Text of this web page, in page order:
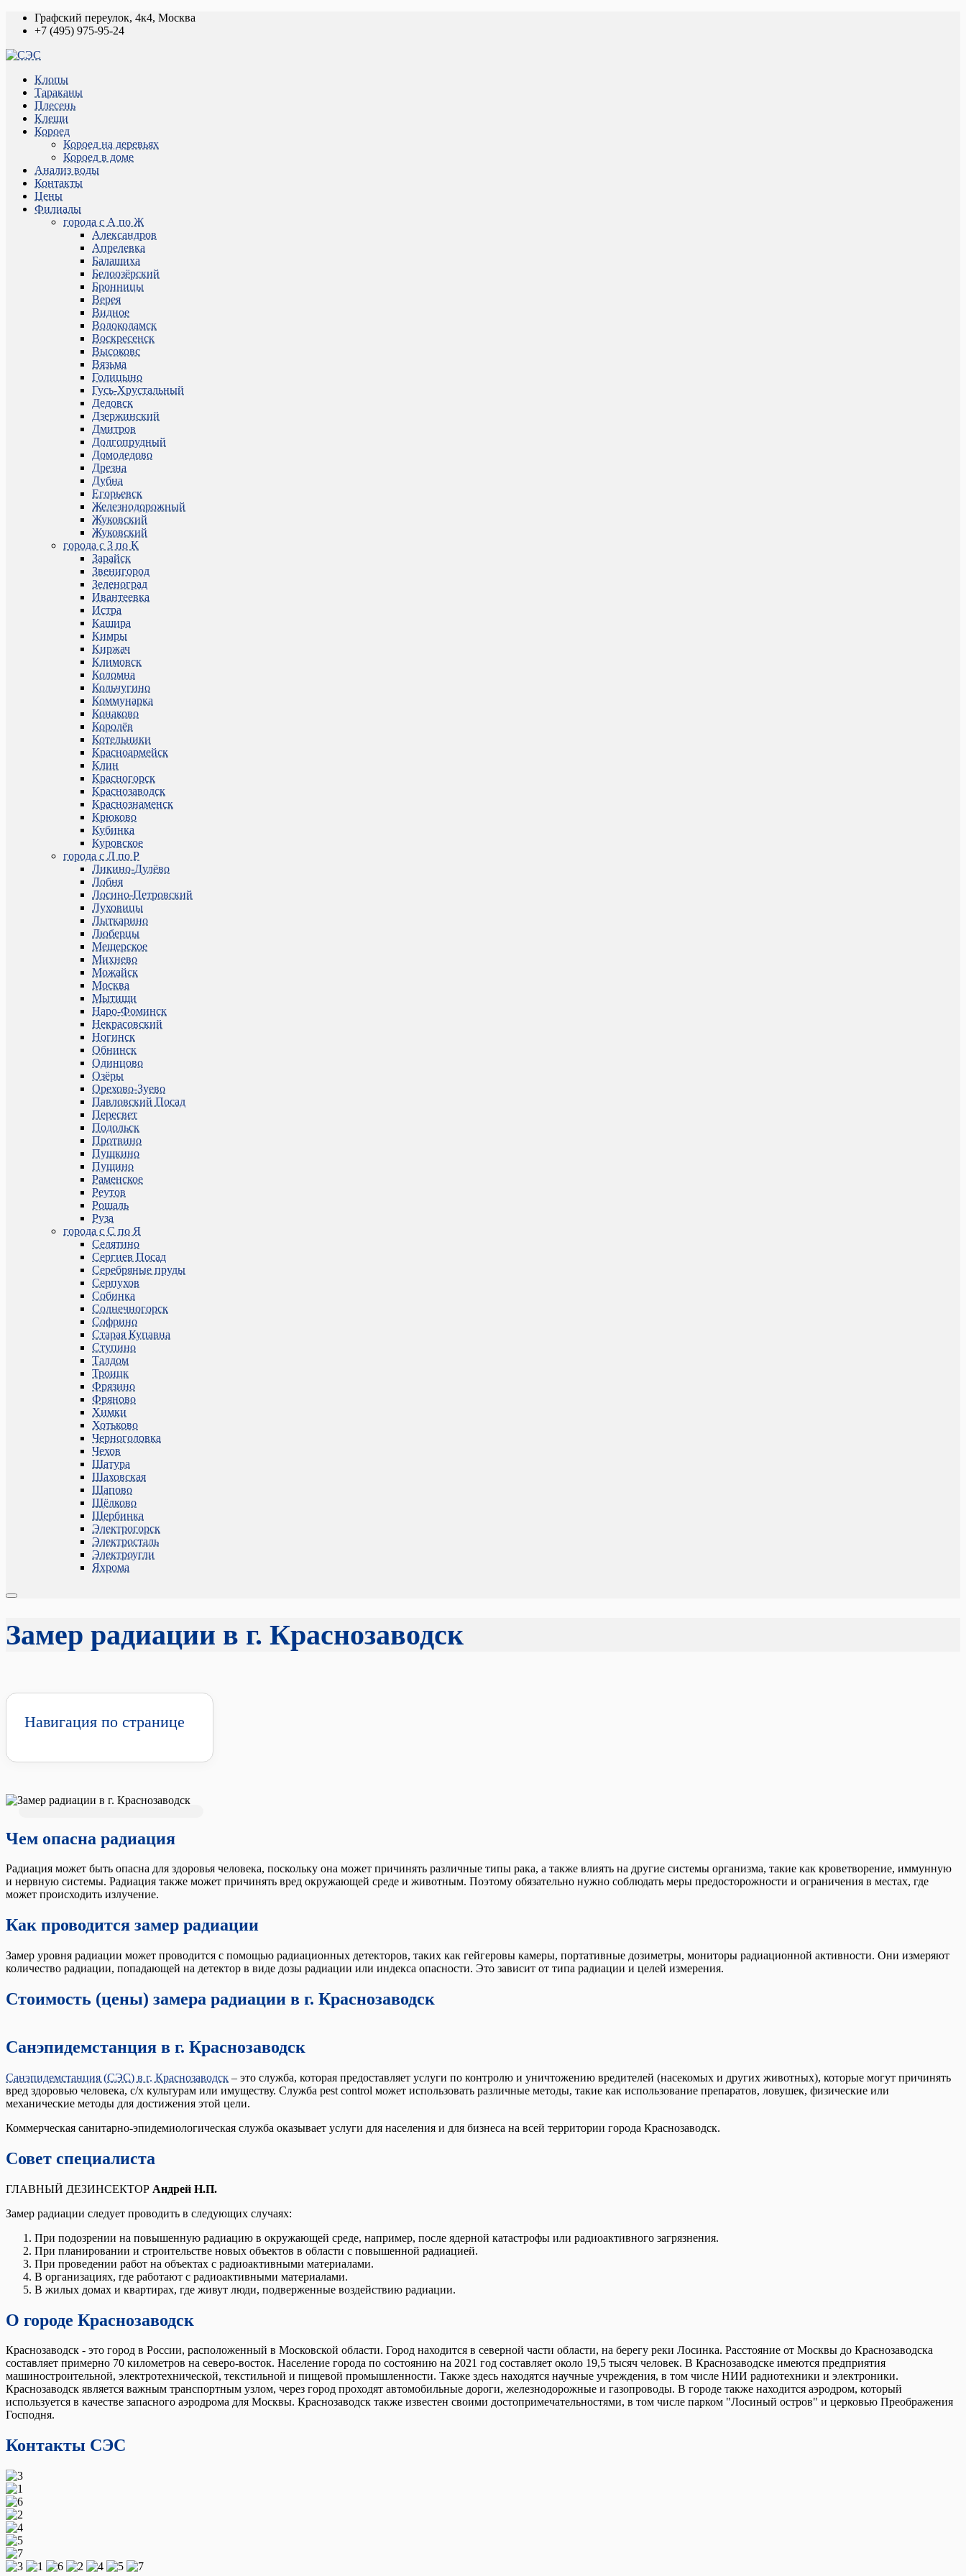
Графский переулок, 4к4, Москва
+7 (495) 975-95-24
Клопы
Тараканы
Плесень
Клещи
Короед
Короед на деревьях
Короед в доме
Анализ воды
Контакты
Цены
Филиалы
города с А по Ж
Александров
Апрелевка
Балашиха
Белоозёрский
Бронницы
Верея
Видное
Волоколамск
Воскресенск
Высоковс
Вязьма
Голицыно
Гусь-Хрустальный
Дедовск
Дзержинский
Дмитров
Долгопрудный
Домодедово
Дрезна
Дубна
Егорьевск
Железнодорожный
Жуковский
Жуковский
города с З по К
Зарайск
Звенигород
Зеленоград
Ивантеевка
Истра
Кашира
Кимры
Киржач
Климовск
Коломна
Кольчугино
Коммунарка
Конаково
Королёв
Котельники
Красноармейск
Клин
Красногорск
Краснозаводск
Краснознаменск
Крюково
Кубинка
Куровское
города с Л по Р
Ликино-Дулёво
Лобня
Лосино-Петровский
Луховицы
Лыткарино
Люберцы
Мещерское
Михнево
Можайск
Москва
Мытищи
Наро-Фоминск
Некрасовский
Ногинск
Обнинск
Одинцово
Озёры
Орехово-Зуево
Павловский Посад
Пересвет
Подольск
Протвино
Пушкино
Пущино
Раменское
Реутов
Рошаль
Руза
города с С по Я
Селятино
Сергиев Посад
Серебряные пруды
Серпухов
Собинка
Солнечногорск
Софрино
Старая Купавна
Ступино
Талдом
Троицк
Фрязино
Фряново
Химки
Хотьково
Черноголовка
Чехов
Шатура
Шаховская
Щапово
Щёлково
Щербинка
Электрогорск
Электросталь
Электроугли
Яхрома
Замер радиации в г. Краснозаводск
Навигация по странице
Чем опасна радиация
Радиация может быть опасна для здоровья человека, поскольку она может причинять различные типы рака, а также влиять на другие системы организма, такие как кроветворение, иммунную
и нервную системы. Радиация также может причинять вред окружающей среде и животным. Поэтому обязательно нужно соблюдать меры предосторожности и ограничения в местах, где
может происходить излучение.
Как проводится замер радиации
Замер уровня радиации может проводится с помощью радиационных детекторов, таких как гейгеровы камеры, портативные дозиметры, мониторы радиационной активности. Они измеряют
количество радиации, попадающей на детектор в виде дозы радиации или индекса опасности. Это зависит от типа радиации и целей измерения.
Стоимость (цены) замера радиации в г. Краснозаводск
Санэпидемстанция в г. Краснозаводск
Санэпидемстанция (СЭС) в г. Краснозаводск – это служба, которая предоставляет услуги по контролю и уничтожению вредителей (насекомых и других животных), которые могут причинять
вред здоровью человека, с/х культурам или имуществу. Служба pest control может использовать различные методы, такие как использование препаратов, ловушек, физические или
механические методы для достижения этой цели.
Коммерческая санитарно-эпидемиологическая служба оказывает услуги для населения и для бизнеса на всей территории города Краснозаводск.
Совет специалиста
ГЛАВНЫЙ ДЕЗИНСЕКТОР Андрей Н.П.
Замер радиации следует проводить в следующих случаях:
При подозрении на повышенную радиацию в окружающей среде, например, после ядерной катастрофы или радиоактивного загрязнения.
При планировании и строительстве новых объектов в области с повышенной радиацией.
При проведении работ на объектах с радиоактивными материалами.
В организациях, где работают с радиоактивными материалами.
В жилых домах и квартирах, где живут люди, подверженные воздействию радиации.
О городе Краснозаводск
Краснозаводск - это город в России, расположенный в Московской области. Город находится в северной части области, на берегу реки Лосинка. Расстояние от Москвы до Краснозаводска
составляет примерно 70 километров на северо-восток. Население города по состоянию на 2021 год составляет около 19,5 тысяч человек. В Краснозаводске имеются предприятия
машиностроительной, электротехнической, текстильной и пищевой промышленности. Также здесь находятся научные учреждения, в том числе НИИ радиотехники и электроники.
Краснозаводск является важным транспортным узлом, через город проходят автомобильные дороги, железнодорожные и газопроводы. В городе также находится аэродром, который
используется в качестве запасного аэродрома для Москвы. Краснозаводск также известен своими достопримечательностями, в том числе парком "Лосиный остров" и церковью Преображения
Господня.
Контакты СЭС